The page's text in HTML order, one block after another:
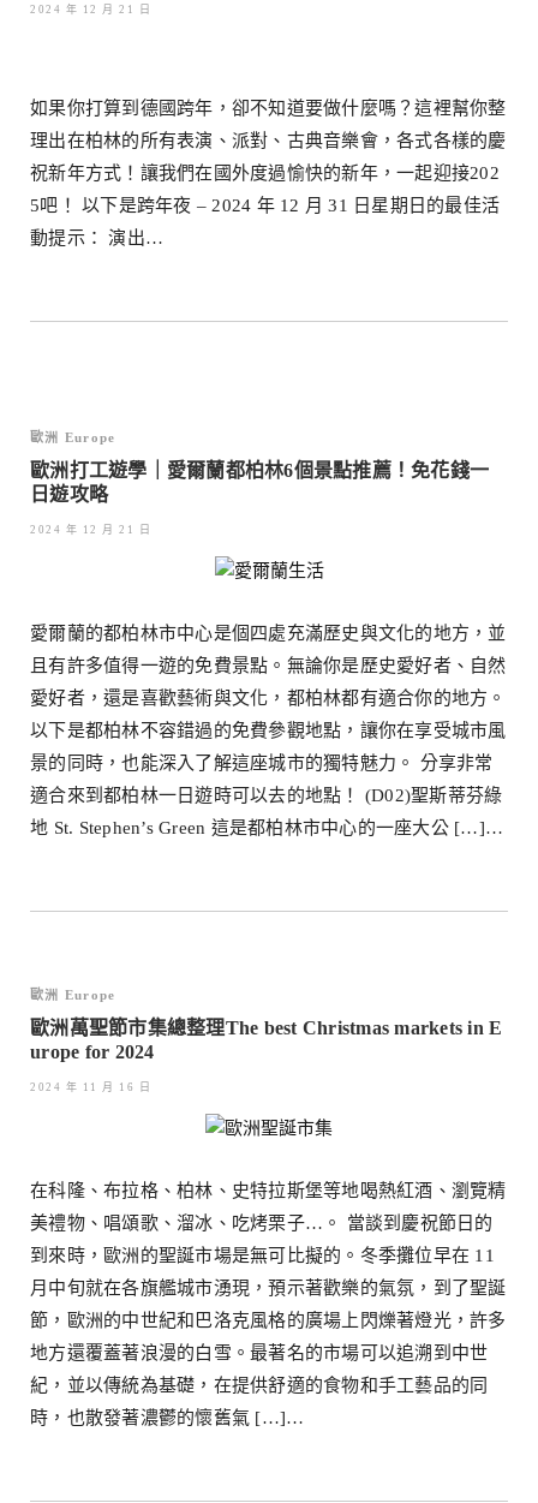
2024 年 12 月 21 日
如果你打算到德國跨年，卻不知道要做什麼嗎？這裡幫你整
理出在柏林的所有表演、派對、古典音樂會，各式各樣的慶
祝新年方式！讓我們在國外度過愉快的新年，一起迎接202
5吧！ 以下是跨年夜 – 2024 年 12 月 31 日星期日的最佳活
動提示： 演出…
歐洲 Europe
歐洲打工遊學｜愛爾蘭都柏林6個景點推薦！免花錢一
日遊攻略
2024 年 12 月 21 日
愛爾蘭的都柏林市中心是個四處充滿歷史與文化的地方，並
且有許多值得一遊的免費景點。無論你是歷史愛好者、自然
愛好者，還是喜歡藝術與文化，都柏林都有適合你的地方。
以下是都柏林不容錯過的免費參觀地點，讓你在享受城市風
景的同時，也能深入了解這座城市的獨特魅力。 分享非常
適合來到都柏林一日遊時可以去的地點！ (D02)聖斯蒂芬綠
地 St. Stephen’s Green 這是都柏林市中心的一座大公 […]…
歐洲 Europe
歐洲萬聖節市集總整理The best Christmas markets in E
urope for 2024
2024 年 11 月 16 日
在科隆、布拉格、柏林、史特拉斯堡等地喝熱紅酒、瀏覽精
美禮物、唱頌歌、溜冰、吃烤栗子…。 當談到慶祝節日的
到來時，歐洲的聖誕市場是無可比擬的。冬季攤位早在 11
月中旬就在各旗艦城市湧現，預示著歡樂的氣氛，到了聖誕
節，歐洲的中世紀和巴洛克風格的廣場上閃爍著燈光，許多
地方還覆蓋著浪漫的白雪。最著名的市場可以追溯到中世
紀，並以傳統為基礎，在提供舒適的食物和手工藝品的同
時，也散發著濃鬱的懷舊氣 […]…